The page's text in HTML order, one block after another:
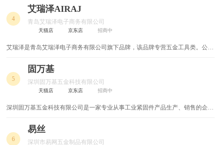
螺纹钢套筒
螺丝 脚手架
AB胶
锯铝机
防火电线 家装电线
高压电器
地提供符合客户要求的产品
4
艾瑞泽AIRAJ
青岛艾瑞泽电子商务有限公司
天猫店 京东店 招商中
艾瑞泽是青岛艾瑞泽电子商务有限公司旗下品牌，该品牌专营五金工具类。公司
拥有自己的品牌和标准化的仓库，目前公司有7个天猫品牌店铺、两个京东品牌
店铺、17年又陆续开展了亚马逊和速卖通平台业务，所有的团队都是自主经营，
设施配套完善
5
固万基
深圳固万基五金科技有限公司
天猫店 京东店 招商中
深圳固万基五金科技有限公司是一家专业从事工业紧固件产品生产、销售的企
客户提供专业配套和相关技术支持。 深圳固万基五金科技有限公司成立于
2014年，是一家重发展、重质量的企业
6
易丝
深圳市易网五金制品有限公司